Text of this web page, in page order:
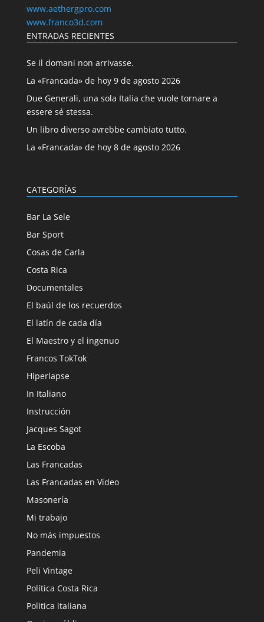
www.aethergpro.com
www.franco3d.com
ENTRADAS RECIENTES
Se il domani non arrivasse.
La «Francada» de hoy 9 de agosto 2026
Due Generali, una sola Italia che vuole tornare a
essere sé stessa.
Un libro diverso avrebbe cambiato tutto.
La «Francada» de hoy 8 de agosto 2026
CATEGORÍAS
Bar La Sele
Bar Sport
Cosas de Carla
Costa Rica
Documentales
El baúl de los recuerdos
El latín de cada día
El Maestro y el ingenuo
Francos TokTok
Hiperlapse
In Italiano
Instrucción
Jacques Sagot
La Escoba
Las Francadas
Las Francadas en Video
Masonería
Mi trabajo
No más impuestos
Pandemia
Peli Vintage
Política Costa Rica
Politica italiana